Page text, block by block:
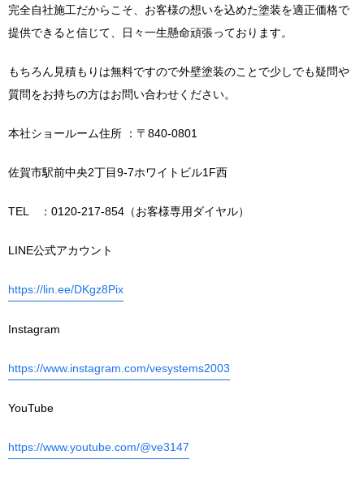
完全自社施工だからこそ、お客様の想いを込めた塗装を適正価格で
提供できると信じて、日々一生懸命頑張っております。
もちろん見積もりは無料ですので外壁塗装のことで少しでも疑問や
質問をお持ちの方はお問い合わせください。
本社ショールーム住所 ：〒840-0801
佐賀市駅前中央2丁目9-7ホワイトビル1F西
TEL ：0120-217-854（お客様専用ダイヤル）
LINE公式アカウント
https://lin.ee/DKgz8Pix
Instagram
https://www.instagram.com/vesystems2003
YouTube
https://www.youtube.com/@ve3147